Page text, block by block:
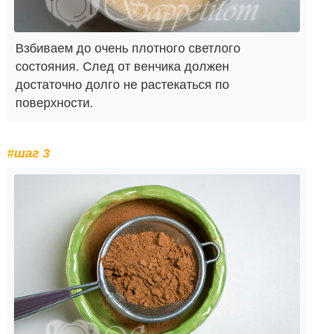
Взбиваем до очень плотного светлого
состояния. След от венчика должен
достаточно долго не растекаться по
поверхности.
#шаг 3